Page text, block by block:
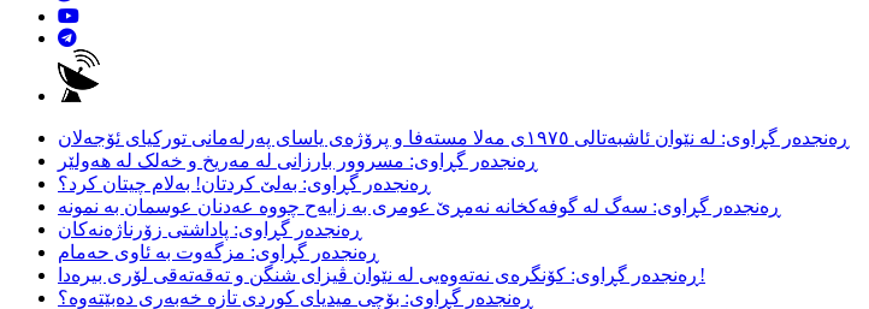
ڕەنجدەر گڕاوی: لە نێوان ئاشبەتالی ١٩٧٥ی مەلا مستەفا و پرۆژەی یاسای پەرلەمانی تورکیای ئۆجەلان
ڕەنجدەر گڕاوی: مسروور بارزانی لە مەریخ و خەلک لە هەولێر
ڕەنجدەر گڕاوی: بەلێ کردتان! بەلام چیتان کرد؟
ڕەنجدەر گڕاوی: سەگ لە گوفەکخانە نەمڕێ عومری بە زایەح چووە عەدنان عوسمان بە نمونە
ڕەنجدەر گڕاوی: پاداشتی زۆرناژەنەکان
ڕەنجدەر گڕاوی: مزگەوت بە ئاوی حەمام
ڕەنجدەر گڕاوی: کۆنگرەی نەتەوەیی لە نێوان ڤیزای شنگن و تەقەتەقی لۆری بیرەدا!
ڕەنجدەر گڕاوی: بۆچی میدیای کوردی تازە خەبەری دەبێتەوە؟